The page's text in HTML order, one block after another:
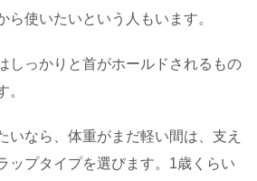
ら使いたいという人もいます。
しっかりと首がホールドされるもの
。
いなら、体重がまだ軽い間は、支え
ップタイプを選びます。1歳くらい